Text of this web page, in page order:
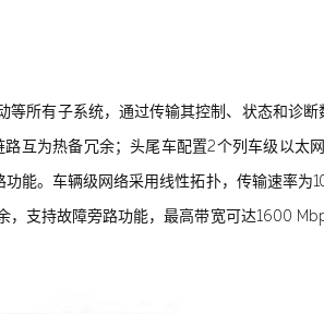
所有子系统，通过传输其控制、状态和诊
互为热备冗余；头尾车配置2个列车级以太
能。车辆级网络采用线性拓扑，传输速率为
支持故障旁路功能，最高带宽可达1600